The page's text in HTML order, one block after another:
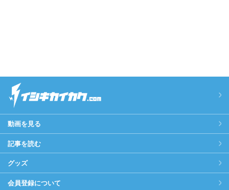
動画を見る
記事を読む
グッズ
会員登録について